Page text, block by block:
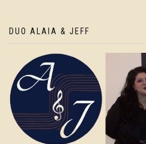
DUO ALAIA & JEFF